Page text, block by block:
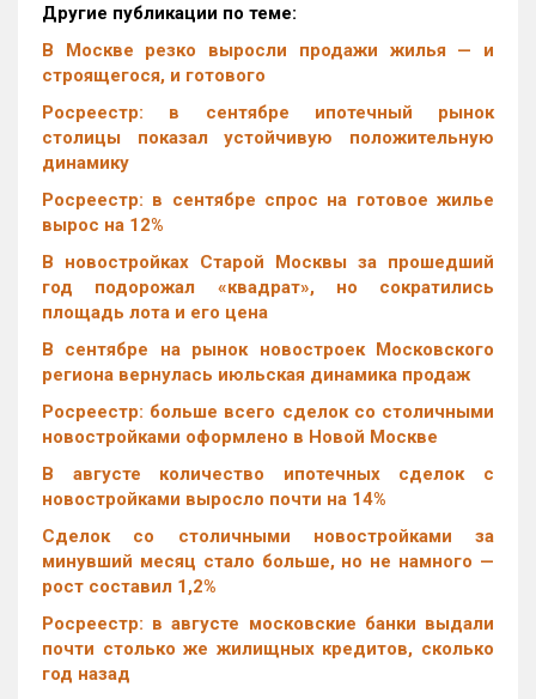
Другие публикации по теме:
В Москве резко выросли продажи жилья — и
строящегося, и готового
Росреестр: в сентябре ипотечный рынок
столицы показал устойчивую положительную
динамику
Росреестр: в сентябре спрос на готовое жилье
вырос на 12%
В новостройках Старой Москвы за прошедший
год подорожал «квадрат», но сократились
площадь лота и его цена
В сентябре на рынок новостроек Московского
региона вернулась июльская динамика продаж
Росреестр: больше всего сделок со столичными
новостройками оформлено в Новой Москве
В августе количество ипотечных сделок с
новостройками выросло почти на 14%
Cделок со столичными новостройками за
минувший месяц стало больше, но не намного —
рост составил 1,2%
Росреестр: в августе московские банки выдали
почти столько же жилищных кредитов, сколько
год назад